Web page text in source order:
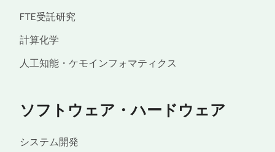
FTE受託研究
計算化学
人工知能・ケモインフォマティクス
ソフトウェア・ハードウェア
システム開発